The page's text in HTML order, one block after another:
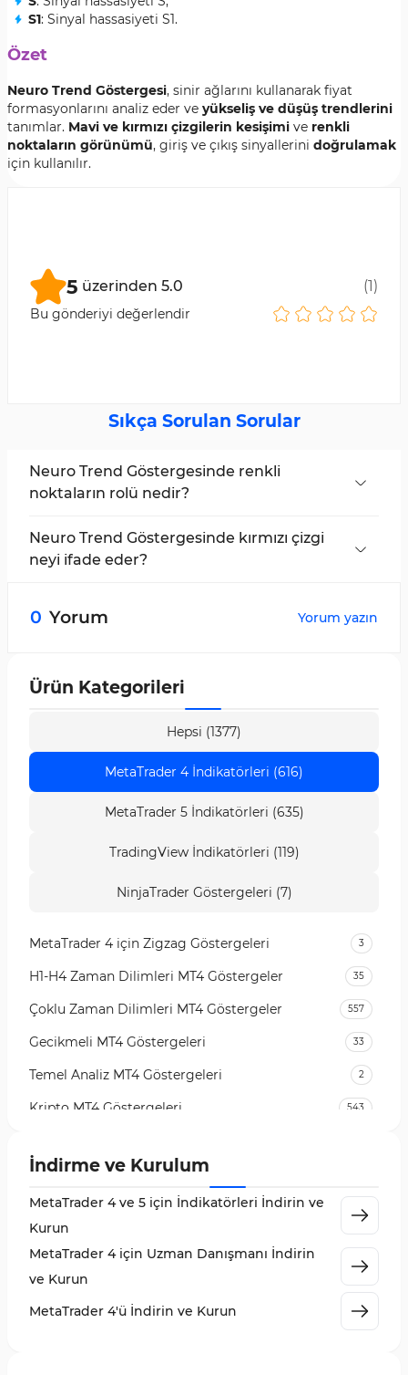
S1: Sinyal hassasiyeti S1.
Özet
Neuro Trend Göstergesi, sinir ağlarını kullanarak fiyat
formasyonlarını analiz eder ve yükseliş ve düşüş trendlerini
tanımlar. Mavi ve kırmızı çizgilerin kesişimi ve renkli
noktaların görünümü, giriş ve çıkış sinyallerini doğrulamak
için kullanılır.
5 üzerinden 5.0 (1)
Bu gönderiyi değerlendir
Sıkça Sorulan Sorular
Neuro Trend Göstergesinde renkli
noktaların rolü nedir?
sırasıyla yükseliş veya düşüş trendinin devam
ettiğini gösterir ve ana kesişimlere onay sağlar.
Neuro Trend Göstergesinde kırmızı çizgi
neyi ifade eder?
başlangıcını gösterir.
0 Yorum Yorum yazın
Ürün Kategorileri
Hepsi (1377)
MetaTrader 4 İndikatörleri (616)
MetaTrader 5 İndikatörleri (635)
TradingView İndikatörleri (119)
NinjaTrader Göstergeleri (7)
MetaTrader 4 için Zigzag Göstergeleri 3
H1-H4 Zaman Dilimleri MT4 Göstergeler 35
Çoklu Zaman Dilimleri MT4 Göstergeler 557
Gecikmeli MT4 Göstergeleri 33
Temel Analiz MT4 Göstergeleri 2
Kripto MT4 Göstergeleri 543
Emtia Piyasası MT4 Göstergeleri
MetaTrader 4 için Volume Profile Göstergeleri
10
Elliott Dalga Teorisi MT4 Göstergeleri 9
Giriş ve Çıkış MT4 Göstergeleri 46
İndirme ve Kurulum
MetaTrader 4 ve 5 için İndikatörleri İndirin ve
Kurun
MetaTrader 4 için Uzman Danışmanı İndirin
ve Kurun
MetaTrader 4'ü İndirin ve Kurun